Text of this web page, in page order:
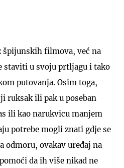
špijunskih filmova, već na
staviti u svoju prtljagu i tako
putovanja. Osim toga,
ruksak ili pak u poseban
ili kao narukvicu manjem
potrebe mogli znati gdje se
odmoru, ovakav uređaj na
da ih više nikad ne